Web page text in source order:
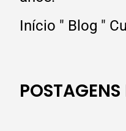
Início " Blog "